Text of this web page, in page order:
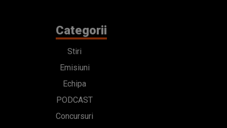
Categorii
Stiri
Emisiuni
Echipa
PODCAST
Concursuri